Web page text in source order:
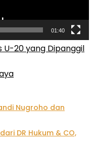
U-20 yang Dipanggil
01:40